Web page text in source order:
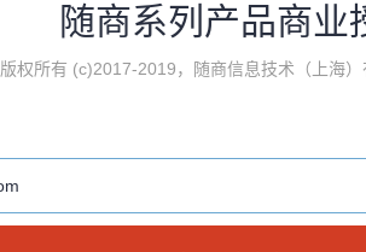
随商系列产品商业
版权所有 (c)2017-2019，随商信息技术（上海